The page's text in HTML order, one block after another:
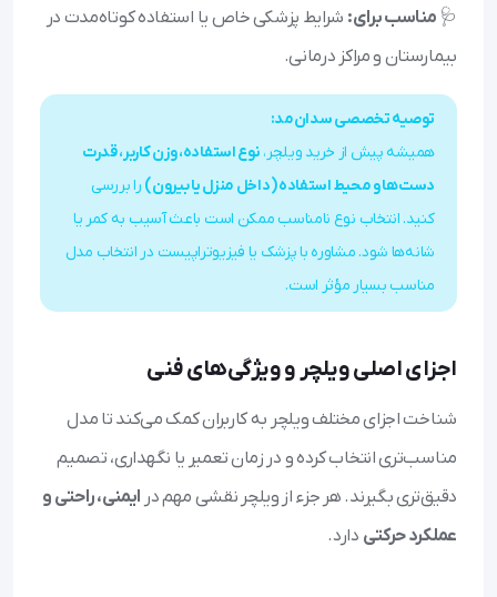
🩺 مناسب برای: شرایط پزشکی خاص یا استفاده کوتاه‌مدت در
بیمارستان و مراکز درمانی.
توصیه تخصصی سدان‌مد:
همیشه پیش از خرید ویلچر، نوع استفاده، وزن کاربر، قدرت
دست‌ها و محیط استفاده (داخل منزل یا بیرون) را بررسی
کنید. انتخاب نوع نامناسب ممکن است باعث آسیب به کمر یا
شانه‌ها شود. مشاوره با پزشک یا فیزیوتراپیست در انتخاب مدل
مناسب بسیار مؤثر است.
اجزای اصلی ویلچر و ویژگی‌های فنی
شناخت اجزای مختلف ویلچر به کاربران کمک می‌کند تا مدل
مناسب‌تری انتخاب کرده و در زمان تعمیر یا نگهداری، تصمیم
دقیق‌تری بگیرند. هر جزء از ویلچر نقشی مهم در ایمنی، راحتی و
عملکرد حرکتی دارد.